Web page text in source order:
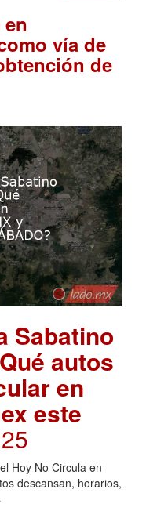
vía de
de
Sabatino
autos
en
este
Hoy No Circula en
descansan, horarios,